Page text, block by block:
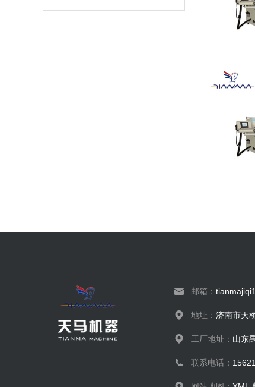
频道_天极网
邮箱：
地址： 济南市天
工厂地址： 山东
联系电话：